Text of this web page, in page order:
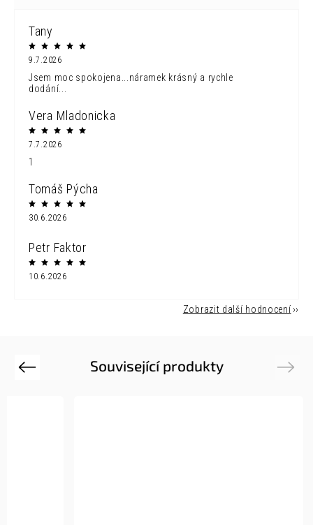
Tany
9.7.2026
Jsem moc spokojena...náramek krásný a rychle
dodání...
Vera Mladonicka
7.7.2026
1
Tomáš Pýcha
30.6.2026
Petr Faktor
10.6.2026
Zobrazit další hodnocení
Související produkty
Previous Next